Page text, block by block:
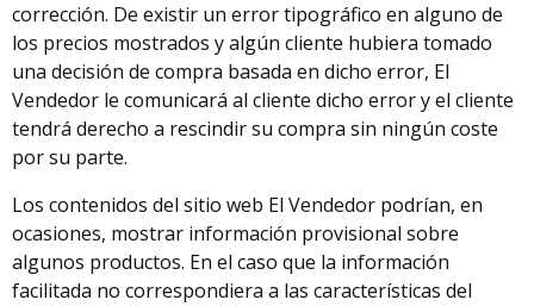
corrección. De existir un error tipográfico en alguno de
los precios mostrados y algún cliente hubiera tomado
una decisión de compra basada en dicho error, El
Vendedor le comunicará al cliente dicho error y el cliente
tendrá derecho a rescindir su compra sin ningún coste
por su parte.
Los contenidos del sitio web El Vendedor podrían, en
ocasiones, mostrar información provisional sobre
algunos productos. En el caso que la información
facilitada no correspondiera a las características del